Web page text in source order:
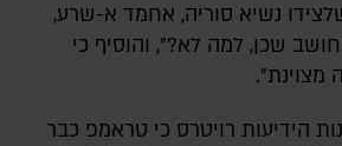
נשיא סוריה, אחמד א-שרע,
שכן, למה לא?", והוסיף כי
הידיעות רויטרס כי טראמפ כבר